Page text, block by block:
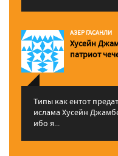
АЗЕР ГАСАНЛИ
Хусейн
патриот
Типы как ентот
ислама Хусейн
ибо я...